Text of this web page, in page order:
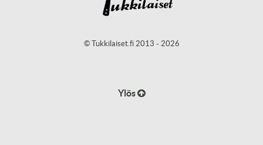
© Tukkilaiset.fi 2013 - 2026
Ylös